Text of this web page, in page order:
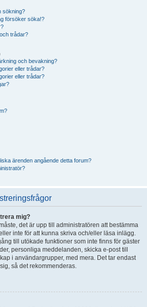
sökning?
försöker söka!?
trådar?
och bevakning?
eller trådar?
eller trådar?
ärenden angående detta forum?
mig?
det är upp till administratören att bestämma
inte för att kunna skriva och/eller läsa inlägg.
till utökade funktioner som inte finns för gäster
personliga meddelanden, skicka e-post till
i användargrupper, med mera. Det tar endast
så det rekommenderas.